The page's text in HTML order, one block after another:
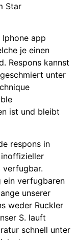
Star
app
je einen
Respons kannst
unter
ist und bleibt
respons in
verfugbar.
ein verfugbaren
unserer
weder Ruckler
S. lauft
schnell unter